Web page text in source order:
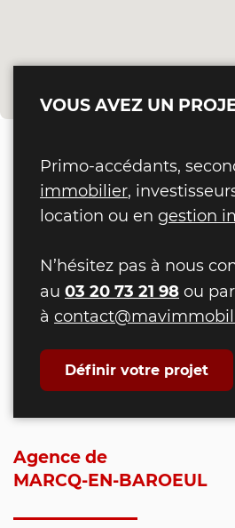
VOUS AVEZ UN
Primo-accédants,
immobilier,
location ou en gestion
N’hésitez pas à nous
au 03 20 73 21 98 ou
à
Définir votre projet
Agence de
MARCQ-EN-BAROEUL